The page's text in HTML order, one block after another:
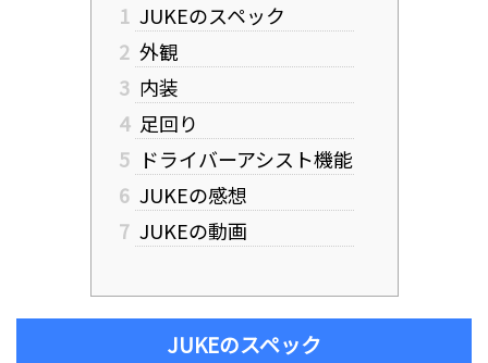
1 JUKEのスペック
2 外観
3 内装
4 足回り
5 ドライバーアシスト機能
6 JUKEの感想
7 JUKEの動画
JUKEのスペック